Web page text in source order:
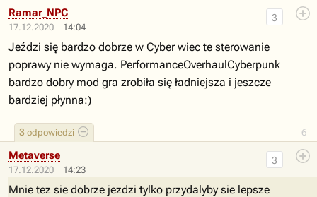
17.12.2020 14:04
6
3
3 odpowiedzi
Ramar_NPC
Jeździ się bardzo dobrze w Cyber wiec te sterowanie
poprawy nie wymaga. PerformanceOverhaulCyberpunk
bardzo dobry mod gra zrobiła się ładniejsza i jeszcze
bardziej płynna:)
17.12.2020 14:23
3
Metaverse
Mnie tez sie dobrze jezdzi tylko przydalyby sie lepsze